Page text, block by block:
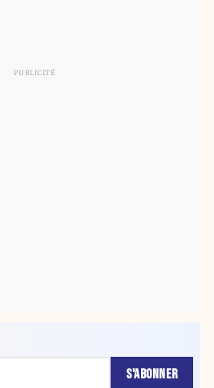
S'ABONNER